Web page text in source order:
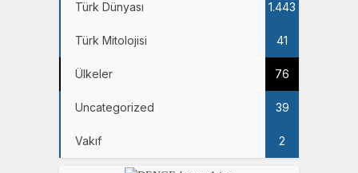
Türk Dünyası 1.443
Türk Mitolojisi 41
Ülkeler 76
Uncategorized 39
Vakıf 2